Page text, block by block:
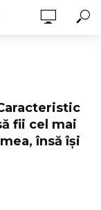
fii cel mai
însă își